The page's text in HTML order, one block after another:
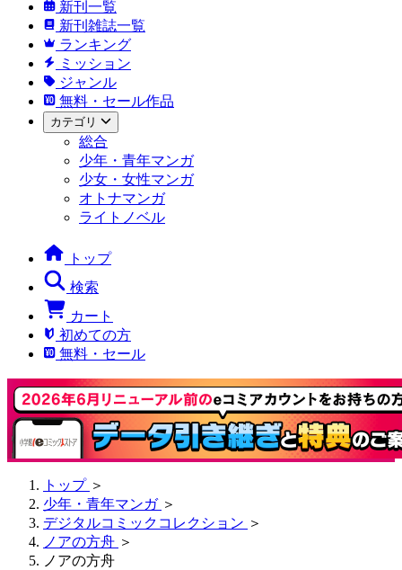
新刊一覧
新刊雑誌一覧
ランキング
ミッション
ジャンル
無料・セール作品
カテゴリ
総合
少年・青年マンガ
少女・女性マンガ
オトナマンガ
ライトノベル
トップ
検索
カート
初めての方
無料・セール
トップ ＞
少年・青年マンガ ＞
デジタルコミックコレクション ＞
ノアの方舟 ＞
ノアの方舟